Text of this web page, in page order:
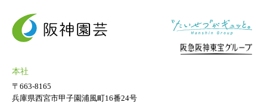
本社
〒663-8165
兵庫県西宮市甲子園浦風町16番24号